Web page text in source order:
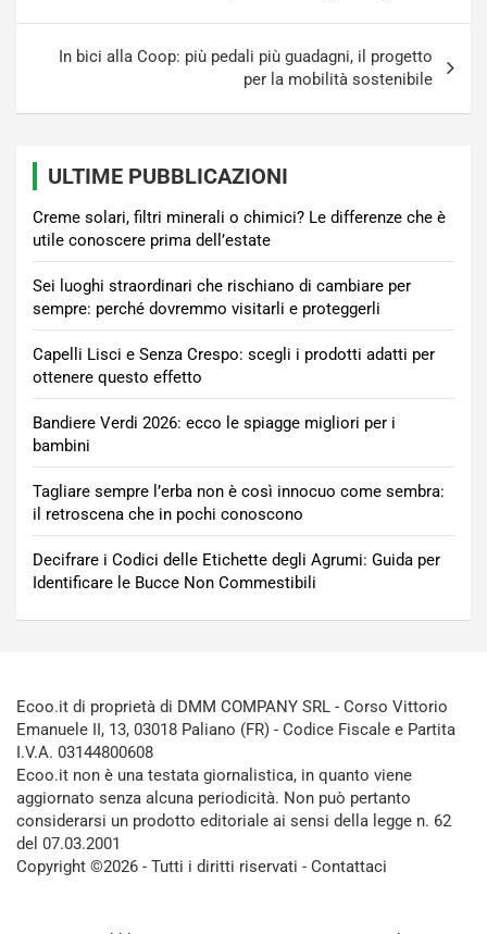
In bici alla Coop: più pedali più guadagni, il progetto
per la mobilità sostenibile
ULTIME PUBBLICAZIONI
Creme solari, filtri minerali o chimici? Le differenze che è
utile conoscere prima dell’estate
Sei luoghi straordinari che rischiano di cambiare per
sempre: perché dovremmo visitarli e proteggerli
Capelli Lisci e Senza Crespo: scegli i prodotti adatti per
ottenere questo effetto
Bandiere Verdi 2026: ecco le spiagge migliori per i
bambini
Tagliare sempre l’erba non è così innocuo come sembra:
il retroscena che in pochi conoscono
Decifrare i Codici delle Etichette degli Agrumi: Guida per
Identificare le Bucce Non Commestibili
Ecoo.it di proprietà di DMM COMPANY SRL - Corso Vittorio
Emanuele II, 13, 03018 Paliano (FR) - Codice Fiscale e Partita
I.V.A. 03144800608
Ecoo.it non è una testata giornalistica, in quanto viene
aggiornato senza alcuna periodicità. Non può pertanto
considerarsi un prodotto editoriale ai sensi della legge n. 62
del 07.03.2001
Copyright ©2026 - Tutti i diritti riservati - Contattaci